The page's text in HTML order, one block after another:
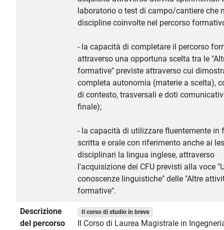
laboratorio o test di campo/cantiere che
discipline coinvolte nel percorso
- la capacità di completare il percorso
attraverso una opportuna scelta tra le
formative" previste attraverso cui
completa autonomia (materie a scelta),
di contesto, trasversali e doti
finale);
- la capacità di utilizzare fluentemente in
scritta e orale con riferimento anche ai
disciplinari la lingua inglese, attraverso
l'acquisizione dei CFU previsti alla voce
conoscenze linguistiche" delle "Altre
formative".
Descrizione
del percorso
Il corso di studio in breve
Il Corso di Laurea Magistrale in